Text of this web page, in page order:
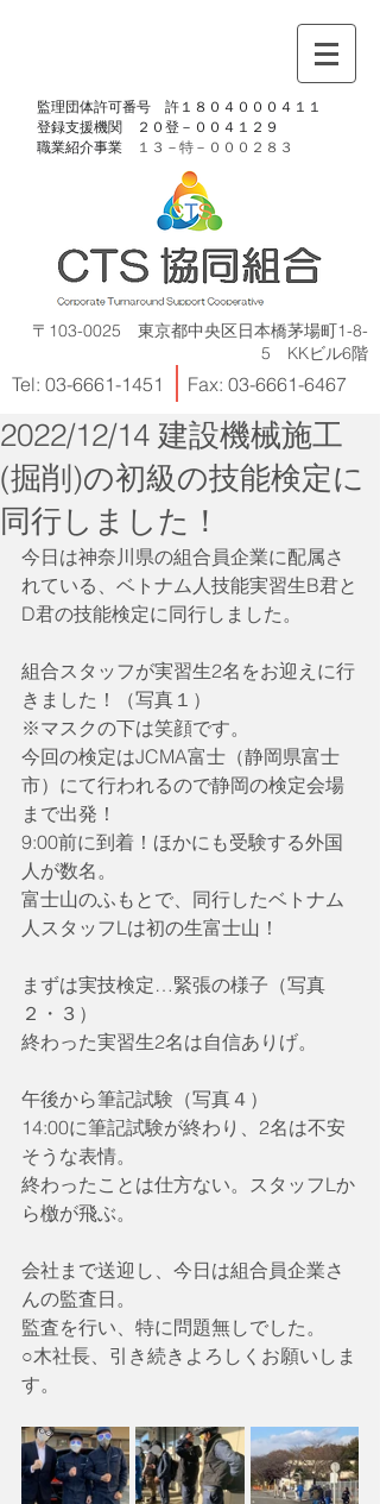
​監理団体許可番号 許１８０４０００４１１
​登録支援機関 ２０登－００４１２９
​職業紹介事業
１３－特－ ０００２８３
〒103-0025 東京都中央区日本橋茅場町1-8-
5 KKビル6階
Tel: 03-6661-1451 Fax: 03-6661-6467
2022/12/14 建設機械施工
(掘削)の初級の技能検定に
同行しました！
今日は神奈川県の組合員企業に配属さ
れている、ベトナム人技能実習生B君と
D君の技能検定に同行しました。
組合スタッフが実習生2名をお迎えに行
きました！（写真１）
※マスクの下は笑顔です。
今回の検定はJCMA富士（静岡県富士
市）にて行われるので静岡の検定会場
まで出発！
9:00前に到着！ほかにも受験する外国
人が数名。
富士山のふもとで、同行したベトナム
人スタッフLは初の生富士山！
まずは実技検定…緊張の様子（写真
２・３）
終わった実習生2名は自信ありげ。
午後から筆記試験（写真４）
14:00に筆記試験が終わり、2名は不安
そうな表情。
終わったことは仕方ない。スタッフLか
ら檄が飛ぶ。
会社まで送迎し、今日は組合員企業さ
んの監査日。
監査を行い、特に問題無しでした。
○木社長、引き続きよろしくお願いしま
す。